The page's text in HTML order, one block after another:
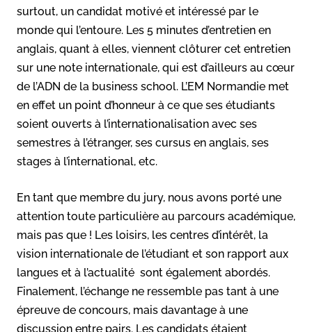
surtout, un candidat motivé et intéressé par le
monde qui l’entoure. Les 5 minutes d’entretien en
anglais, quant à elles, viennent clôturer cet entretien
sur une note internationale, qui est d’ailleurs au cœur
de l’ADN de la business school. L’EM Normandie met
en effet un point d’honneur à ce que ses étudiants
soient ouverts à l’internationalisation avec ses
semestres à l’étranger, ses cursus en anglais, ses
stages à l’international, etc.
En tant que membre du jury, nous avons porté une
attention toute particulière au parcours académique,
mais pas que ! Les loisirs, les centres d’intérêt, la
vision internationale de l’étudiant et son rapport aux
langues et à l’actualité sont également abordés.
Finalement, l’échange ne ressemble pas tant à une
épreuve de concours, mais davantage à une
discussion entre pairs. Les candidats étaient